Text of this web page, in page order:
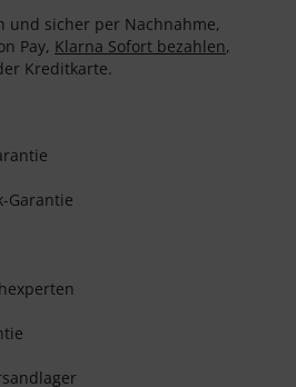
und sicher per Nachnahme,
Pay, Klarna Sofort bezahlen,
Kreditkarte.
Garantie